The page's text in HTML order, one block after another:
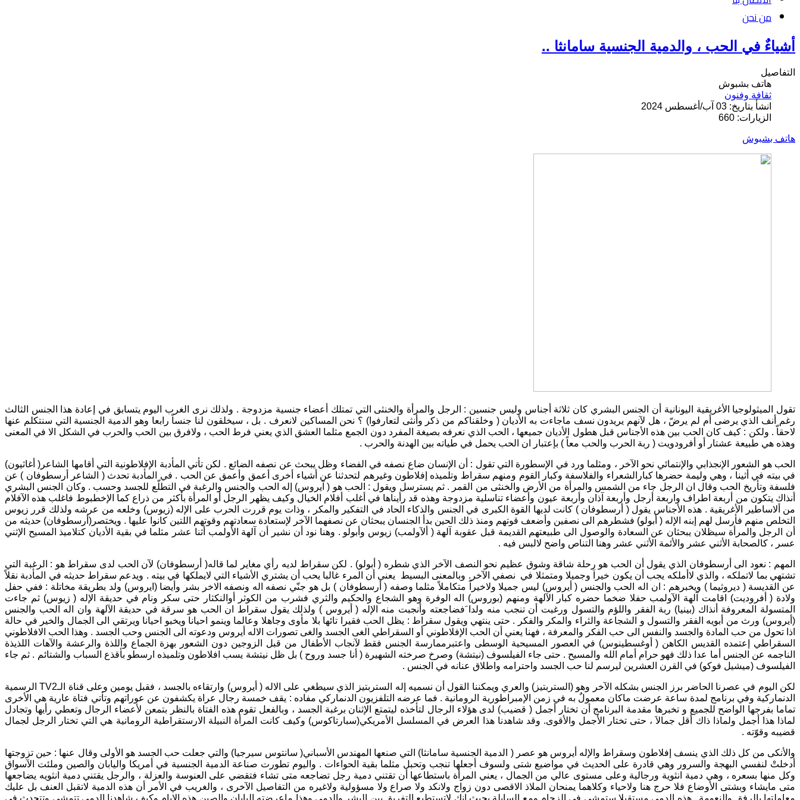
من نحن
أشياءٌ في الحب ، والدمية الجنسية سامانثا ..
التفاصيل
هاتف بشبوش
ثقافة وفنون
انشأ بتاريخ: 03 آب/أغسطس 2024
الزيارات: 660
هاتف بشبوش
تقول الميثولوجيا الأغريقية اليونانية أن الجنس البشري كان ثلاثة أجناس وليس جنسين : الرجل والمرأة والخنثى التي تمتلك أعضاء جنسية مزدوجة . ولذلك نرى الغرب اليوم يتسابق في إعادة هذا الجنس الثالث
رغم أنف الذي يرضى أم لم يرضّ ، هل لآنهم يريدون نسف ماجاءت به الأديان ( وخلقناكم من ذكر وأنثى لتعارفوا) ؟ نحن المساكين لانعرف . بل ، سيخلقون لنا جنساً رابعا وهو الدمية الجنسية التي سنتكلم عنها
لاحقاّ . ولكن : كيف كان الحب بين هذه الأجناس قبل هطول الأديان جميعها ، الحب الذي نعرفه بصيغة المفرد دون الجمع مثلما العشق الذي يعني فرط الحب ، ولافرق بين الحب والحرب في الشكل الا في المعنى
وهذه هي طبيعة عشتار أو أفرودويت ( ربة الحرب والحب معاً ) بإعتبار ان الحب يحمل في طياته بين الهدنة والحرب .
الحب هو الشعور الإنجذابي والإنتمائي نحو الآخر ، ومثلما ورد في الإسطورة التي تقول : أن الإنسان ضاع نصفه في الفضاء وظل يبحث عن نصفه الضائع . لكن تأتي المأدبة الإفلاطونية التي أقامها الشاعر( أغاثيون)
في بيته في أثينا ، وهي وليمة حضرها كبارالشعراء والفلاسفة وكبار القوم ومنهم سقراط وتلميذه إفلاطون وغيرهم لتحدثنا عن أشياء أخرى أعمق وأعمق عن الحب . في المأدبة تحدث ( الشاعر أرسطوفان ) عن
فلسفة وتأريخ الحب وقال ان الرجل جاء من الشمس والمرأة من الأرض والخنثى من القمر . ثم يسترسل ويقول : الحب هو ( آيروس) إله الحب والجنس والرغبة في التطلّع للجسد وحسب . وكان الجنس البشري
أنذاك يتكون من أربعة اطراف واربعة أرجل وأربعة آذان وأربعة عيون وأعضاء تناسلية مزدوجة وهذه قد رأيناها في أغلب أفلام الخيال وكيف يظهر الرجل أو المرأة بأكثر من ذراع كما الإخطبوط فاغلب هذه الآفلام
من ألاساطير الأغريقية . هذه الأجناس يقول ( أرسطوفان ) كانت لديها القوة الكبرى في الجنس والذكاء الحاد في التفكير والمكر ، وذات يوم قررت الحرب على الإله (زيوس) وخلعه من عرشه ولذلك قرر زيوس
التخلص منهم فأرسل لهم إبنه الإله ( أبولو) فشطرهم الى نصفين وأضعف قوتهم ومنذ ذلك الحين بدأ الجنسان يبحثان عن نصفهما الآخر لإستعادة سعادتهم وقوتهم اللتين كانوا عليها . ويختصر(أرسطوفان) حديثه من
أن الرجل والمرأة سيظلان يبحثان عن السعادة والوصول الى طبيعتهم القديمة قبل عقوبة آلهة ( ألآولمب) زيوس وأبولو . وهنا نود أن نشير أن آلهة الأولمب أثنا عشر مثلما في بقية الأديان كتلاميذ المسيح الإثني
عسر ، كالصحابة الأثني عشر والأئمة الأثني عشر وهنا التناص واضح لالبس فيه .
المهم : نعود الى أرسطوفان الذي يقول أن الحب هو رحلة شاقة وشوق عظيم نحو النصف الآخر الذي شطره ( أبولو) . لكن سقراط لديه رأي مغاير لما قاله( أرسطوفان) لآن الحب لدى سقراط هو : الرغبة التي
تشتهي بما لاتملكه ، والذي لاأملكه يجب أن يكون خيراَ وجميلا ومتمثلا في نصفي الآخر. وبالمعنى البسيط يعني أن المرء غالبا يحب أن يشتري الأشياء التي لايملكها في بيته . ويدعم سقراط حديثه في المأدبة نقلاً
عن القديسة ( ديروثيما ) ويخبرهم : ان اله الحب والجنس ( أيروس) ليس جميلا ولاخيراً متكاملاً مثلما وصفه ( أرسطوفان ) بل هو جنّي نصفه اله ونصفه الاخر بشر وأيضا (ايروس) ولد بطريقة مخاتلة : ففي حفل
ولادة ( أفروديت) اقامت آلهة الآولمب حفلا ضخما حضره كبار الآلهة ومنهم (بوروس) اله الوفرة وهو الشجاع والحكيم والثري فشرب من الكوثر أوالنكثار حتى سكر ونام في حديقة الإله ( زيوس) ثم جاءت
المتسولة المعروفة أنذاك (بينيا) ربة الفقر واللؤم والتسول ورغبت أن تنجب منه ولدا َفضاجعته وأنجبت منه الإله ( أيروس ) ولذلك يقول سقراط ان الحب هو سرقة في حديقة الآلهة وان اله الحب والجنس
(أيروس) ورث من أبويه الفقر والتسول و الشجاعة والثراء والمكر والفكر . حتى ينتهي ويقول سقراط : يظل الحب فقيرا تائها بلا مأوى وجاهلا وعالما وينمو احيانا ويخبو احيانا ويرتقي الى الجمال والخير في حالة
اذا تحول من حب المادة والجسد والنفس الى حب الفكر والمعرفة ، فهنا يعني أن الحب الإفلاطوني أو السقراطي الغى الجسد والغى تصورات الاله أيروس ودعوته الى الجنس وحب الجسد . وهذا الحب الافلاطوني
السقراطي إعتمده القديس الكاهن ( أوغسطينوس) في العصور المسيحية الوسطى واعتبرممارسة الجنس فقط لآنجاب الأطفال من قبل الزوجين دون الشعور بهزة الجماع واللذة والرعشة والآهات اللذيذة
الناجمه عن الجنس أما عدا ذلك فهو حرام أمام الله والمسيح . حتى جاء الفيلسوف (نيتشة) وصرخ صرخته الشهيرة ( أنا جسد وروح ) بل ظل نيتشة يسب افلاطون وتلميذه ارسطو بأقذع السباب والشتائم . ثم جاء
الفيلسوف (ميشيل فوكو) في القرن العشرين ليرسم لنا حب الجسد واحترامه واطلاق عنانه في الجنس .
لكن اليوم في عصرنا الحاضر برز الجنس بشكله الآخر وهو (الستربتيز) والعري ويمكننا القول أن نسميه إله الستربتيز الذي سيطغي على الاله ( أيروس) وارتقاءه بالجسد ، فقبل يومين وعلى قناة الـTV2 الرسمية
الدنماركية وفي برنامج لمدة ساعة عرضت ماكان معمولٌ به في زمن الإمبراطورية الرومانية . فما عرضه التلفزيون الدنماركي مفاده : يقف خمسة رجال عراة يكشفون عن عوراتهم وتأتي فتاة عارية هي الأخرى
تماما بفرجها الواضح للجميع و تخبرها مقدمة البرنامج أن تختار أجمل ( قضيب) لدى هؤلاء الرجال لتأخذه ليتمتع الإثنان برغبة الجسد ، وبالفعل تقوم هذه الفتاة بالنظر بتمعن لأعضاء الرجال وتعطي رأيها وتجادل
لماذا هذا أجمل ولماذا ذاك أقل جمالاَ ، حتى تختار الأجمل والأقوى. وقد شاهدنا هذا العرض في المسلسل الأمريكي(سبارتاكوس) وكيف كانت المرأة النبيلة الارستقراطية الرومانية هي التي تختار الرجل لجمال
قضيبه وقوّته .
والأنكى من كل ذلك الذي ينسف إفلاطون وسقراط والإله أيروس هو عصر ( الدمية الجنسية سامانثا) التي صنعها المهندس الأسباني( سانتوس سيرجيا) والتي جعلت حب الجسد هو الأولى وقال عنها : حين تزوجتها
أدخلتْ لنفسي البهجة والسرور وهي قادرة على الحديث في مواضيع شتى ولسوف أجعلها تنجب وتحبل مثلما بقية الحواءات . واليوم تطورت صناعة الدمية الجنسية في أمريكا واليابان والصين وملئت الآسواق
وكل منها بسعره ، وهي دمية انثوية ورجالية وعلى مستوى عالي من الجمال ، يعني المرأة باستطاعها أن تقتني دمية رجل تضاجعه متى تشاء فتقضي على العنوسة والعزلة ، والرجل يقتني دمية انثويه يضاجعها
متى مايشاء وبشتى الأوضاع فلا حرج هنا ولاحياء وكلاهما يمنحان الملاذ الاقصى دون زواج ولانكد ولا صراع ولا مسؤولية ولاغيره من التفاصيل الآخرى ، والغريب في الأمر أن هذه الدمية لاتقبل العنف بل عليك
معاملتها بالرفق والنعومة . هذه الدمى مستقبلا ستمشي في الزحام ومع السابلة بحيث انك لاتستطيع التفريق بين البشر والدمى وهذا ماعرضته اليابان والصين هذه الايام وكيف شاهدنا الدمى تتمشى وتتحدث في